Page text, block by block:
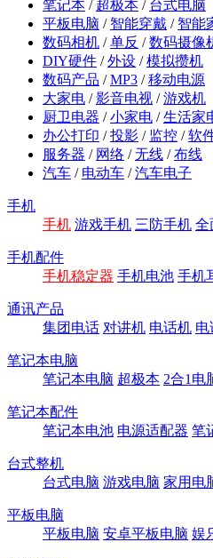
笔记本 / 超极本 / 台式电脑
平板电脑 / 智能穿戴 / 智能
数码相机 /单反 /数码摄像
DIY硬件 /外设 /模拟攒机
数码产品 /MP3 /移动电源
大家电 /影音电视 /游戏机
厨卫电器 /小家电 /生活家
办公打印 /投影 / 监控 /软
服务器 / 网络 /无线 /布线
汽车 / 电动车 /汽车电子
手机
手机 游戏手机 三防手机 全
手机配件
手机稳定器 手机电池 手机
通讯产品
集团电话 对讲机 电话机 电
笔记本电脑
笔记本电脑 超极本 2合1电
笔记本配件
笔记本电池 电源适配器 笔
台式整机
台式电脑 游戏电脑 家用电
平板电脑
平板电脑 安卓平板电脑 娱